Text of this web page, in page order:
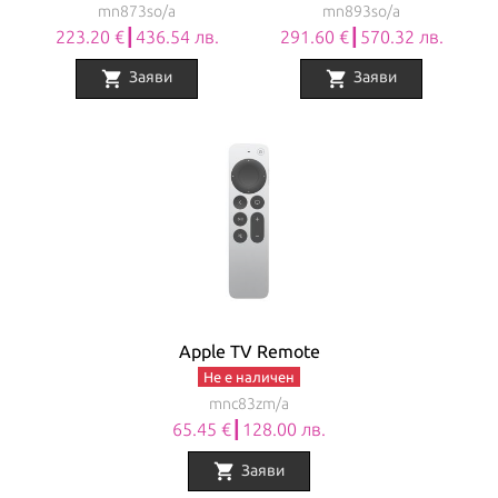
mn873so/a
223.20 €┃436.54 лв.
shopping_cart Заяви
mn893so/a
291.60 €┃570.32 лв.
shopping_cart Заяви
Apple TV Remote
Не е наличен
mnc83zm/a
65.45 €┃128.00 лв.
shopping_cart Заяви